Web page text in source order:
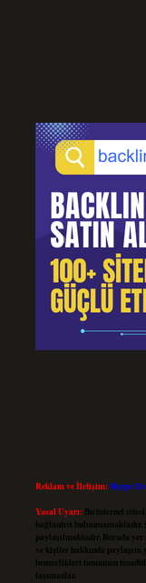
Reklam ve İletişim:Skype:
Yasal Uyarı: Bu internet
bağlantısı bulunmamaktadır.
paylaşılmaktadır. Burada
ve kişiler hakkında
benzerlikleri tamamen
taşımazlar.